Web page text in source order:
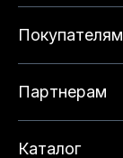
Покупателям
Партнерам
Каталог